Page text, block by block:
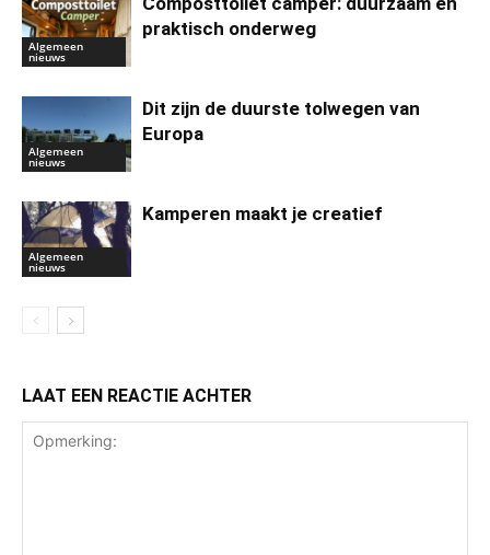
Algemeen
nieuws
praktisch onderweg
Algemeen
nieuws
Dit zijn de duurste tolwegen van
Europa
Algemeen
nieuws
Kamperen maakt je creatief
LAAT EEN REACTIE ACHTER